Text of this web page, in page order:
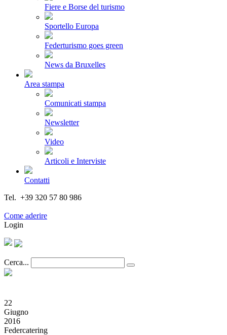
Fiere e Borse del turismo
Sportello Europa
Federturismo goes green
News da Bruxelles
Area stampa
Comunicati stampa
Newsletter
Video
Articoli e Interviste
Contatti
Tel. +39 320 57 80 986
Come aderire
Login
Cerca...
22
Giugno
2016
Federcatering